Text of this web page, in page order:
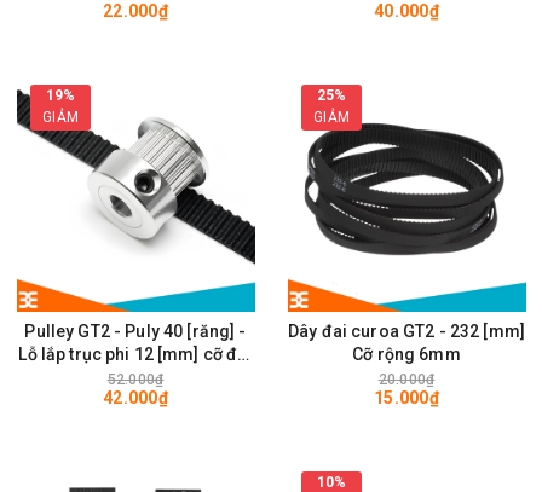
22.000₫ 28 x 28mm
40.000₫
19%
GIẢM
Pulley GT2 - Puly 40 [răng] -
Lỗ lắp trục phi 12 [mm] cỡ đai
rộng 6mm
52.000₫
42.000₫
25%
GIẢM
Dây đai curoa GT2 - 232 [mm]
Cỡ rộng 6mm
20.000₫
15.000₫
10%